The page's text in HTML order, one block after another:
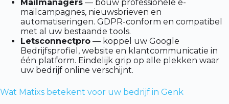
Mailmanagers — bouw professionele e-
mailcampagnes, nieuwsbrieven en
automatiseringen. GDPR-conform en compatibel
met al uw bestaande tools.
Letsconnectpro — koppel uw Google
Bedrijfsprofiel, website en klantcommunicatie in
één platform. Eindelijk grip op alle plekken waar
uw bedrijf online verschijnt.
Wat Matixs betekent voor uw bedrijf in Genk